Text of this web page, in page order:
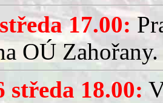
17.00:
OÚ Zahořany.
středa 18.00: